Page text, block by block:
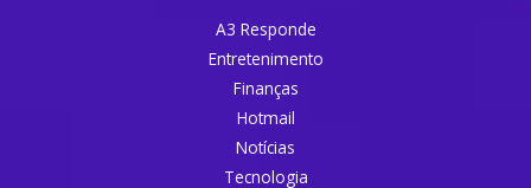
A3 Responde
Entretenimento
Finanças
Hotmail
Notícias
Tecnologia